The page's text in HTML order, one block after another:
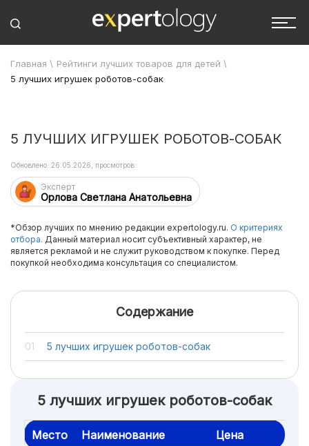
Главная \ Рейтинги лучших товаров для детей \
5 лучших игрушек роботов-собак
5 ЛУЧШИХ ИГРУШЕК РОБОТОВ-СОБАК
Эксперт
Орлова Светлана Анатольевна
Обновлено: 26.05.2026, просмотров:
*Обзор лучших по мнению редакции expertology.ru. О критериях
отбора. Данный материал носит субъективный характер, не
является рекламой и не служит руководством к покупке. Перед
покупкой необходима консультация со специалистом.
Содержание
5 лучших игрушек роботов-собак
5 лучших игрушек роботов-собак
Место Наименование Цена